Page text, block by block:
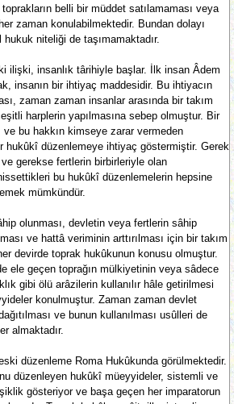
toprakların belli bir müddet satılamaması veya
zaman konulabilmektedir. Bundan dolayı
niteliği de taşımamaktadır.
ilişki, insanlık târihiyle başlar. İlk insan Âdem
insanın bir ihtiyaç maddesidir. Bu ihtiyacın
zaman zaman insanlar arasında bir takım
harplerin yapılmasına sebep olmuştur. Bir
bu hakkın kimseye zarar vermeden
hukûkî düzenlemeye ihtiyaç göstermiştir. Gerek
gerekse fertlerin birbirleriyle olan
bu hukûkî düzenlemelerin hepsine
mümkündür.
olunması, devletin veya fertlerin sâhip
ve hattâ veriminin arttırılması için bir takım
devirde toprak hukûkunun konusu olmuştur.
ele geçen toprağın mülkiyetinin veya sâdece
gibi ölü arâzilerin kullanılır hâle getirilmesi
konulmuştur. Zaman zaman devlet
ve bunun kullanılması usûlleri de
almaktadır.
düzenleme Roma Hukûkunda görülmektedir.
düzenleyen hukûkî müeyyideler, sistemli ve
gösteriyor ve başa geçen her imparatorun